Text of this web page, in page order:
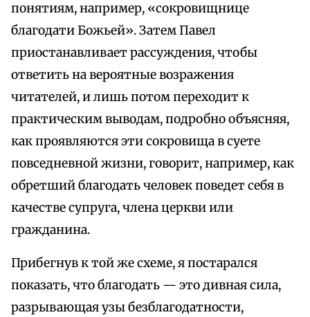
понятиям, например, «сокровищнице
благодати Божьей». Затем Павел
приостанавливает рассуждения, чтобы
ответить на вероятные возражения
читателей, и лишь потом переходит к
практическим выводам, подробно объясняя,
как проявляются эти сокровища в суете
повседневной жизни, говорит, например, как
обретший благодать человек поведет себя в
качестве супруга, члена церкви или
гражданина.
Прибегнув к той же схеме, я постарался
показать, что благодать — это дивная сила,
разрывающая узы безблагодатности,